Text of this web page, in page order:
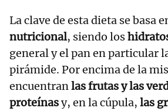
La clave de esta dieta se basa
nutricional, siendo los
general y el pan en particular
pirámide. Por encima de la
encuentranlas frutas y las
proteínasy, en la cúpula, las